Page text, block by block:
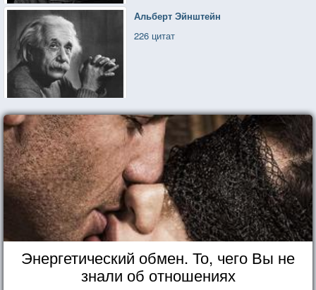
Альберт Эйнштейн
226 цитат
Энергетический обмен. То, чего Вы не
знали об отношениях